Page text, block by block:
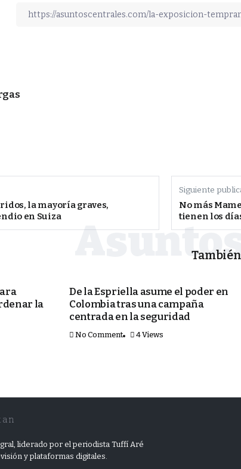
la mayoría graves,
en Suiza
Siguiente
No más
tienen los
la
De la Espriella asume el poder en
Colombia tras una campaña
centrada en la seguridad
No Comment 4 Views
liderado por el periodista Tuffí Aré
y plataformas digitales.